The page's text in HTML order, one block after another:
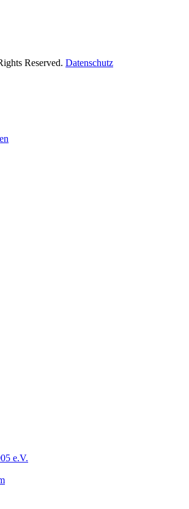
Reserved. Datenschutz
e.V.